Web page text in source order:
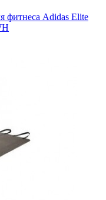
фитнеса Adidas Elite